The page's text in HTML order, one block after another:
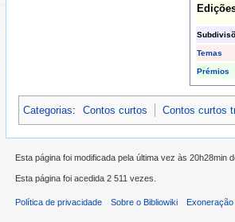
Temas
Prémios
Categorias: Contos curtos Contos curtos
Esta página foi modificada pela última vez às 20h28min
Esta página foi acedida 2 511 vezes.
Política de privacidade Sobre o Bibliowiki